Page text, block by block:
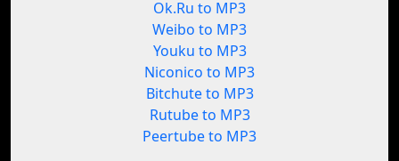
Ok.Ru to MP3
Weibo to MP3
Youku to MP3
Niconico to MP3
Bitchute to MP3
Rutube to MP3
Peertube to MP3